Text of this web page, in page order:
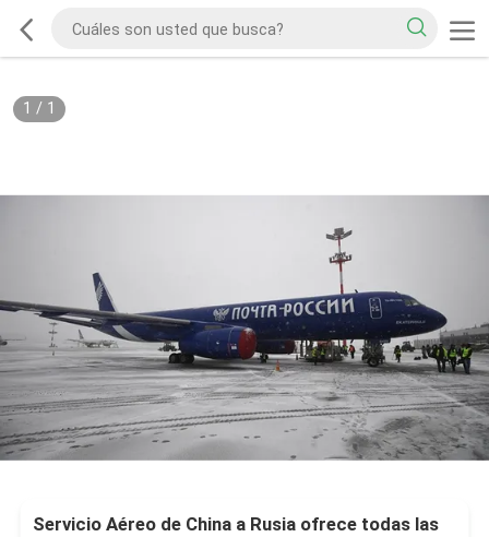
1 / 1
Servicio Aéreo de China a Rusia ofrece todas las